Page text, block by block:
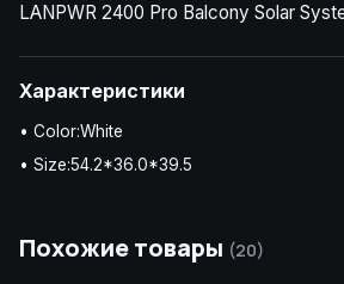
LANPWR 2400 Pro Balcony Solar
Характеристики
• Color:White
• Size:54.2*36.0*39.5
Похожие товары (20)